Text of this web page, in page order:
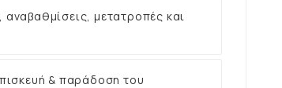
αναβαθμίσεις, μετατροπές και
& παράδοση του